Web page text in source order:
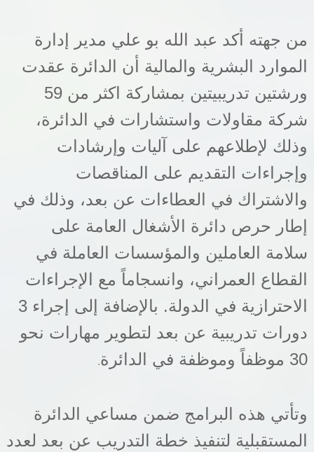
من جهته أكد عبد الله بو علي مدير إدارة
الموارد البشرية والمالية أن الدائرة عقدت
ورشتين تدريبيتين بمشاركة اكثر من 59
شركة مقاولات واستشارات في الدائرة،
وذلك لإطلاعهم على آليات وإرشادات
وإجراءات التقديم على المناقصات
والاشتراك في العطاءات عن بعد، وذلك في
إطار حرص دائرة الأشغال العامة على
سلامة العاملين والمؤسسات العاملة في
القطاع العمراني، وانسجاماً مع الإجراءات
الاحترازية في الدولة. بالإضافة إلى إجراء 3
دورات تدريبية عن بعد لتطوير مهارات نحو
30 موظفاً وموظفة في الدائرة
.
وتأتي هذه البرامج ضمن مساعي الدائرة
المستقبلية لتنفيذ خطة التدريب عن بعد لعدد